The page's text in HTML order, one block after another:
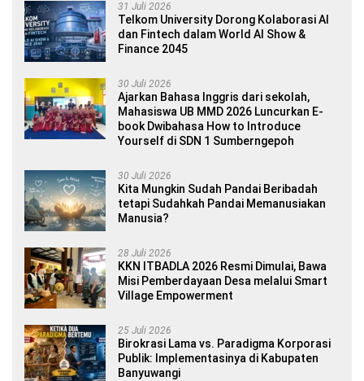
31 Juli 2026
Telkom University Dorong Kolaborasi AI
dan Fintech dalam World AI Show &
Finance 2045
30 Juli 2026
Ajarkan Bahasa Inggris dari sekolah,
Mahasiswa UB MMD 2026 Luncurkan E-
book Dwibahasa How to Introduce
Yourself di SDN 1 Sumberngepoh
30 Juli 2026
Kita Mungkin Sudah Pandai Beribadah
tetapi Sudahkah Pandai Memanusiakan
Manusia?
28 Juli 2026
KKN ITBADLA 2026 Resmi Dimulai, Bawa
Misi Pemberdayaan Desa melalui Smart
Village Empowerment
25 Juli 2026
Birokrasi Lama vs. Paradigma Korporasi
Publik: Implementasinya di Kabupaten
Banyuwangi